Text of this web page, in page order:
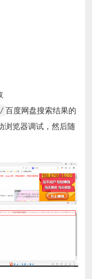
百度网盘搜索结果的
浏览器调试，然后随